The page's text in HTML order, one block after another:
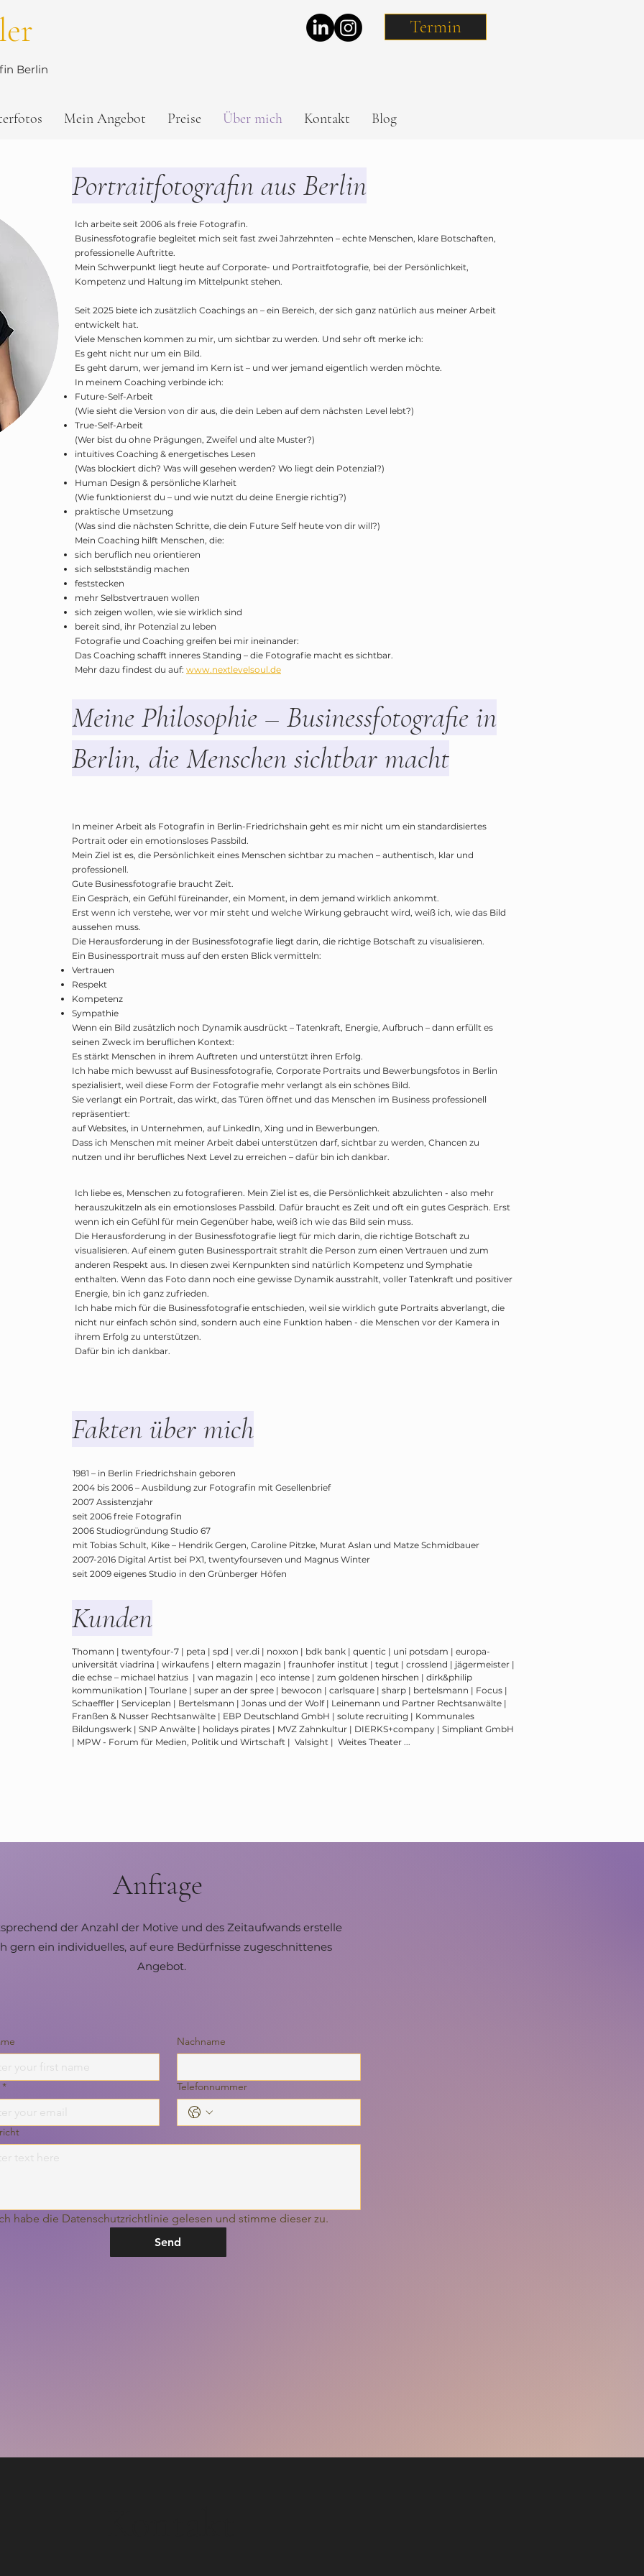
Termin
Berlin
Mein Angebot Preise Über mich Kontakt Blog
Portraitfotografin aus Berlin
Ich arbeite seit 2006 als freie Fotografin.
Businessfotografie begleitet mich seit fast zwei Jahrzehnten – echte Menschen, klare Botschaften,
professionelle Auftritte.
Mein Schwerpunkt liegt heute auf Corporate- und Portraitfotografie, bei der Persönlichkeit,
Kompetenz und Haltung im Mittelpunkt stehen.
Seit 2025 biete ich zusätzlich Coachings an – ein Bereich, der sich ganz natürlich aus meiner Arbeit
entwickelt hat.
Viele Menschen kommen zu mir, um sichtbar zu werden. Und sehr oft merke ich:
Es geht nicht nur um ein Bild.
Es geht darum, wer jemand im Kern ist – und wer jemand eigentlich werden möchte.
In meinem Coaching verbinde ich:
Future-Self-Arbeit
(Wie sieht die Version von dir aus, die dein Leben auf dem nächsten Level lebt?)
True-Self-Arbeit
(Wer bist du ohne Prägungen, Zweifel und alte Muster?)
intuitives Coaching & energetisches Lesen
(Was blockiert dich? Was will gesehen werden? Wo liegt dein Potenzial?)
Human Design & persönliche Klarheit
(Wie funktionierst du – und wie nutzt du deine Energie richtig?)
praktische Umsetzung
(Was sind die nächsten Schritte, die dein Future Self heute von dir will?)
Mein Coaching hilft Menschen, die:
sich beruflich neu orientieren
sich selbstständig machen
feststecken
mehr Selbstvertrauen wollen
sich zeigen wollen, wie sie wirklich sind
bereit sind, ihr Potenzial zu leben
Fotografie und Coaching greifen bei mir ineinander:
Das Coaching schafft inneres Standing – die Fotografie macht es sichtbar.
Mehr dazu findest du auf: www.nextlevelsoul.de
Meine Philosophie – Businessfotografie in
Berlin, die Menschen sichtbar macht
In meiner Arbeit als Fotografin in Berlin-Friedrichshain geht es mir nicht um ein standardisiertes
Portrait oder ein emotionsloses Passbild.
Mein Ziel ist es, die Persönlichkeit eines Menschen sichtbar zu machen – authentisch, klar und
professionell.
Gute Businessfotografie braucht Zeit.
Ein Gespräch, ein Gefühl füreinander, ein Moment, in dem jemand wirklich ankommt.
Erst wenn ich verstehe, wer vor mir steht und welche Wirkung gebraucht wird, weiß ich, wie das Bild
aussehen muss.
Die Herausforderung in der Businessfotografie liegt darin, die richtige Botschaft zu visualisieren.
Ein Businessportrait muss auf den ersten Blick vermitteln:
Vertrauen
Respekt
Kompetenz
Sympathie
Wenn ein Bild zusätzlich noch Dynamik ausdrückt – Tatenkraft, Energie, Aufbruch – dann erfüllt es
seinen Zweck im beruflichen Kontext:
Es stärkt Menschen in ihrem Auftreten und unterstützt ihren Erfolg.
Ich habe mich bewusst auf Businessfotografie, Corporate Portraits und Bewerbungsfotos in Berlin
spezialisiert, weil diese Form der Fotografie mehr verlangt als ein schönes Bild.
Sie verlangt ein Portrait, das wirkt, das Türen öffnet und das Menschen im Business professionell
repräsentiert:
auf Websites, in Unternehmen, auf LinkedIn, Xing und in Bewerbungen.
Dass ich Menschen mit meiner Arbeit dabei unterstützen darf, sichtbar zu werden, Chancen zu
nutzen und ihr berufliches Next Level zu erreichen – dafür bin ich dankbar.
Ich liebe es, Menschen zu fotografieren. Mein Ziel ist es, die Persönlichkeit abzulichten - also mehr
herauszukitzeln als ein emotionsloses Passbild. Dafür braucht es Zeit und oft ein gutes Gespräch. Erst
wenn ich ein Gefühl für mein Gegenüber habe, weiß ich wie das Bild sein muss.
Die Herausforderung in der Businessfotografie liegt für mich darin, die richtige Botschaft zu
visualisieren. Auf einem guten Businessportrait strahlt die Person zum einen Vertrauen und zum
anderen Respekt aus. In diesen zwei Kernpunkten sind natürlich Kompetenz und Symphatie
enthalten. Wenn das Foto dann noch eine gewisse Dynamik ausstrahlt, voller Tatenkraft und positiver
Energie, bin ich ganz zufrieden.
Ich habe mich für die Businessfotografie entschieden, weil sie wirklich gute Portraits abverlangt, die
nicht nur einfach schön sind, sondern auch eine Funktion haben - die Menschen vor der Kamera in
ihrem Erfolg zu unterstützen.
Dafür bin ich dankbar.
Fakten über mich
1981 – in Berlin Friedrichshain geboren
2004 bis 2006 – Ausbildung zur Fotografin mit Gesellenbrief
2007 Assistenzjahr
seit 2006 freie Fotografin
2006 Studiogründung Studio 67
mit Tobias Schult, Kike – Hendrik Gergen, Caroline Pitzke, Murat Aslan und Matze Schmidbauer
2007-2016 Digital Artist bei PX1, twentyfourseven und Magnus Winter
seit 2009 eigenes Studio in den Grünberger Höfen
Kunden
Thomann | twentyfour-7 | peta | spd | ver.di | noxxon | bdk bank | quentic | uni potsdam | europa-
universität viadrina | wirkaufens | eltern magazin | fraunhofer institut | tegut | crosslend | jägermeister |
die echse – michael hatzius | van magazin | eco intense | zum goldenen hirschen | dirk&philip
kommunikation | Tourlane | super an der spree | bewocon | carlsquare | sharp | bertelsmann | Focus |
Schaeffler | Serviceplan | Bertelsmann | Jonas und der Wolf | Leinemann und Partner Rechtsanwälte |
Franßen & Nusser Rechtsanwälte | EBP Deutschland GmbH | solute recruiting | Kommunales
Bildungswerk | SNP Anwälte | holidays pirates | MVZ Zahnkultur | DIERKS+company | Simpliant GmbH
| MPW - Forum für Medien, Politik und Wirtschaft | Valsight | Weites Theater ...
Anfrage
der Anzahl der Motive und des Zeitaufwands erstelle
gern ein individuelles, auf eure Bedürfnisse zugeschnittenes
Angebot.
Nachname
* Telefonnummer
habe die Datenschutzrichtlinie gelesen und stimme dieser zu.
Send